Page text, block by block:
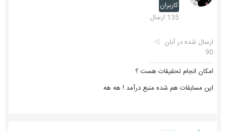
کاربران
135 ارسال
ارسال شده درآبان
90
امکان انجام تحقیقات هست ؟
این مسابقات هم شده منبع درآمد ! هه هه